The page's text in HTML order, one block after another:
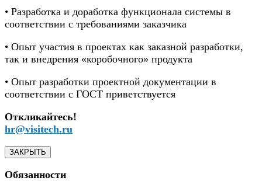
• Разработка и доработка функционала системы в
соответствии с требованиями заказчика
• Опыт участия в проектах как заказной разработки,
так и внедрения «коробочного» продукта
• Опыт разработки проектной документации в
соответствии с ГОСТ приветствуется
Откликайтесь!
hr@visitech.ru
ЗАКРЫТЬ
Обязанности